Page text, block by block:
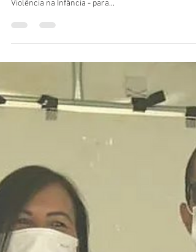
eumeprotejobrasil
Última ação de 2021 no Sol
Nascente/DF
Nessa última ação de 2021, Neusa Maria levou
cartilhas Eu Me Protejo - Educação para prevenção
Violência na Infância - para...